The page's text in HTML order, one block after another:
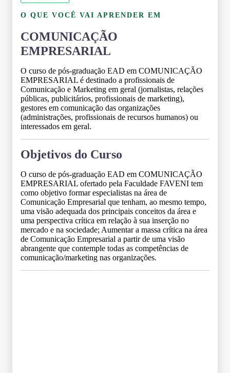
O QUE VOCÊ VAI APRENDER EM
COMUNICAÇÃO
EMPRESARIAL
O curso de pós-graduação EAD em COMUNICAÇÃO
EMPRESARIAL é destinado a profissionais de
Comunicação e Marketing em geral (jornalistas, relações
públicas, publicitários, profissionais de marketing),
gestores em comunicação das organizações
(administrações, profissionais de recursos humanos) ou
interessados em geral.
Objetivos do Curso
O curso de pós-graduação EAD em COMUNICAÇÃO
EMPRESARIAL ofertado pela Faculdade FAVENI tem
como objetivo formar especialistas na área de
Comunicação Empresarial que tenham, ao mesmo tempo,
uma visão adequada dos principais conceitos da área e
uma perspectiva crítica em relação à sua inserção no
mercado e na sociedade; Aumentar a massa crítica na área
de Comunicação Empresarial a partir de uma visão
abrangente que contemple todas as competências de
comunicação/marketing nas organizações.